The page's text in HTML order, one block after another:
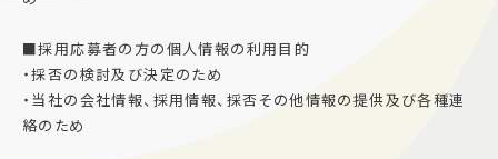
■採用応募者の方の個人情報の利用目的
・採否の検討及び決定のため
・当社の会社情報、採用情報、採否その他情報の提供及び各種連
絡のため